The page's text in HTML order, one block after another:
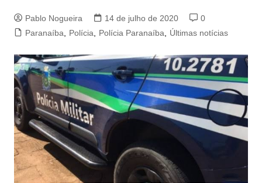
Pablo Nogueira 14 de julho de 2020
0
Paranaíba
Polícia Polícia Paranaíba Últimas notícias